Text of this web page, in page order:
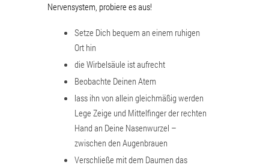
Nervensystem, probiere es aus!
Setze Dich bequem an einem ruhigen
Ort hin
die Wirbelsäule ist aufrecht
Beobachte Deinen Atem
lass ihn von allein gleichmäßig werden
Lege Zeige und Mittelfinger der rechten
Hand an Deine Nasenwurzel –
zwischen den Augenbrauen
Verschließe mit dem Daumen das